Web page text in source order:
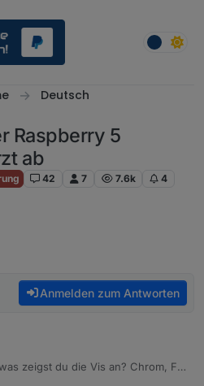
Deutsch
Raspberry 5
ab
42 7 7.6k 4
Anmelden zum Antworten
zeigst du die Vis an? Chrom, FF,